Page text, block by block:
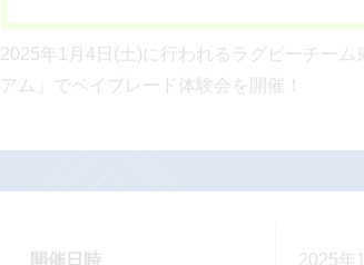
2025年1月4日(土)に行われるラグビーチー
アム」でベイブレード体験会を開催！
開催日時 2025年